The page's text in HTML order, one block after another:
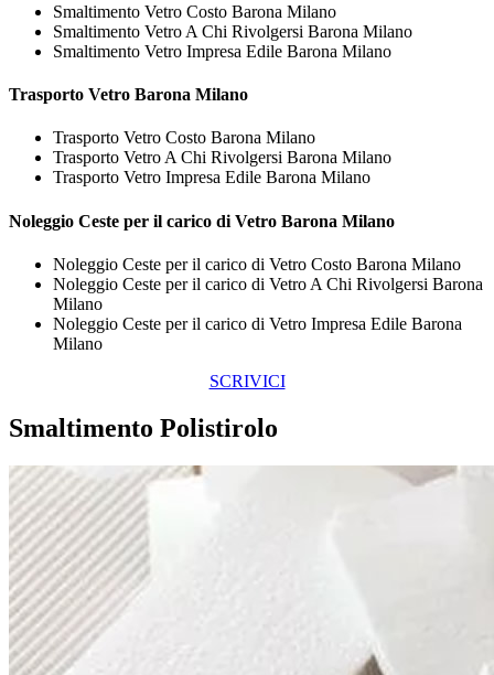
Smaltimento Vetro Costo Barona Milano
Smaltimento Vetro A Chi Rivolgersi Barona Milano
Smaltimento Vetro Impresa Edile Barona Milano
Trasporto Vetro Barona Milano
Trasporto Vetro Costo Barona Milano
Trasporto Vetro A Chi Rivolgersi Barona Milano
Trasporto Vetro Impresa Edile Barona Milano
Noleggio Ceste per il carico di Vetro Barona Milano
Noleggio Ceste per il carico di Vetro Costo Barona Milano
Noleggio Ceste per il carico di Vetro A Chi Rivolgersi Barona
Milano
Noleggio Ceste per il carico di Vetro Impresa Edile Barona
Milano
SCRIVICI
Smaltimento Polistirolo